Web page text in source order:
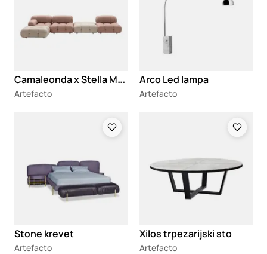
C
amaleonda x Stella McCartney sofa
Artefacto
Arco Led lampa
Artefacto
Stone krevet
Artefacto
Xilos trpezarijski sto
Artefacto